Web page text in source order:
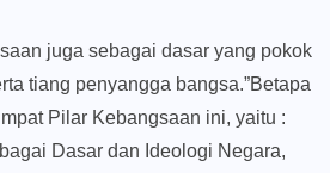
juga sebagai dasar yang pokok
tiang penyangga bangsa.”Betapa
Pilar Kebangsaan ini, yaitu :
Dasar dan Ideologi Negara,